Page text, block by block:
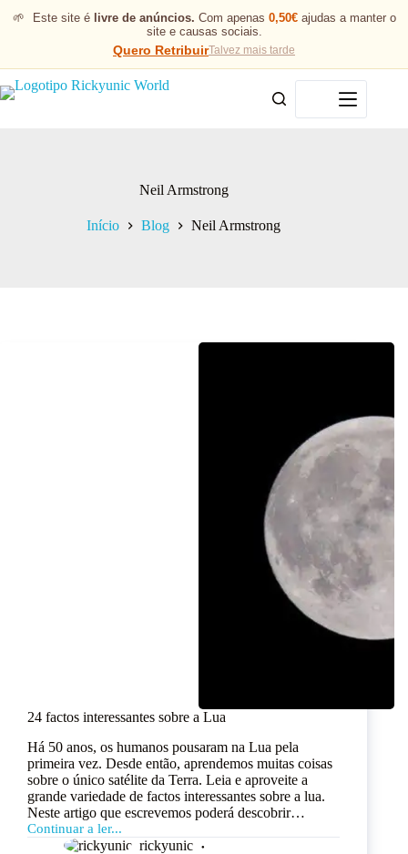
🌱 Este site é livre de anúncios. Com apenas 0,50€ajudas a manter o
site e causas sociais.
Quero RetribuirTalvez mais tarde
Menu
Neil Armstrong
Início Blog Neil Armstrong
24 factos interessantes sobre a Lua
Há 50 anos, os humanos pousaram na Lua pela
primeira vez. Desde então, aprendemos muitas coisas
sobre o único satélite da Terra. Leia e aproveite a
grande variedade de factos interessantes sobre a lua.
Neste artigo que escrevemos poderá descobrir…
Continuar a ler...
rickyunic